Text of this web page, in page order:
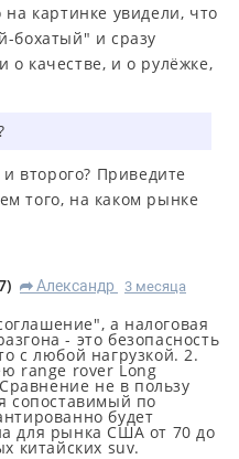
картинке увидели, что
бохатый" и сразу
о качестве, и о рулёжке,
второго? Приведите
того, на каком рынке
) R Александр
3 месяца
а налоговая
- это безопасность
с любой нагрузкой. 2.
range rover Long
не в пользу
сопоставимый по
будет
для рынка США от 70 до
китайских suv.